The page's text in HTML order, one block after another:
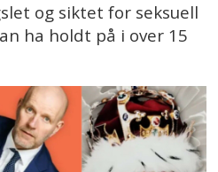
og siktet for seksuell
ha holdt på i over 15